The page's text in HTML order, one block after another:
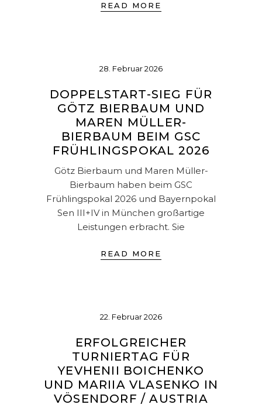
READ MORE
28. Februar 2026
DOPPELSTART-SIEG FÜR
GÖTZ BIERBAUM UND
MAREN MÜLLER-
BIERBAUM BEIM GSC
FRÜHLINGSPOKAL 2026
Götz Bierbaum und Maren Müller-
Bierbaum haben beim GSC
Frühlingspokal 2026 und Bayernpokal
Sen III+IV in München großartige
Leistungen erbracht. Sie
READ MORE
22. Februar 2026
ERFOLGREICHER
TURNIERTAG FÜR
YEVHENII BOICHENKO
UND MARIIA VLASENKO IN
VÖSENDORF / AUSTRIA